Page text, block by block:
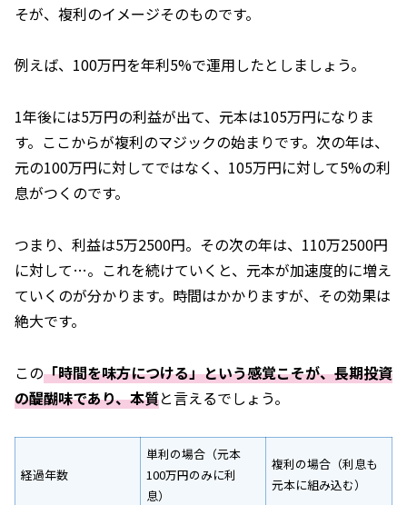
そが、複利のイメージそのものです。
例えば、100万円を年利5%で運用したとしましょう。
1年後には5万円の利益が出て、元本は105万円になりま
す。ここからが複利のマジックの始まりです。次の年は、
元の100万円に対してではなく、105万円に対して5%の利
息がつくのです。
つまり、利益は5万2500円。その次の年は、110万2500円
に対して…。これを続けていくと、元本が加速度的に増え
ていくのが分かります。時間はかかりますが、その効果は
絶大です。
この「時間を味方につける」という感覚こそが、長期投資
の醍醐味であり、本質と言えるでしょう。
経過年数
単利の場合（元本
100万円のみに利
息）
複利の場合（利息も
元本に組み込む）